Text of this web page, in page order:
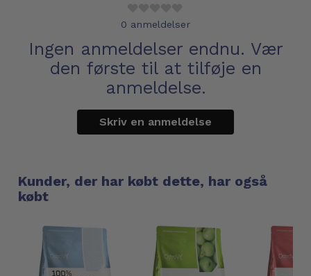
0 anmeldelser
Ingen anmeldelser endnu. Vær
den første til at tilføje en
anmeldelse.
Skriv en anmeldelse
Kunder, der har købt dette, har også
købt